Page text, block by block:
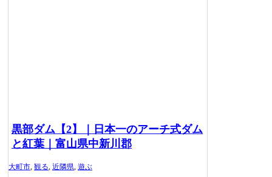
黒部ダム【2】｜日本一のアーチ式ダム
と紅葉｜富山県中新川郡
大町市, 観る, 近隣県, 遊ぶ